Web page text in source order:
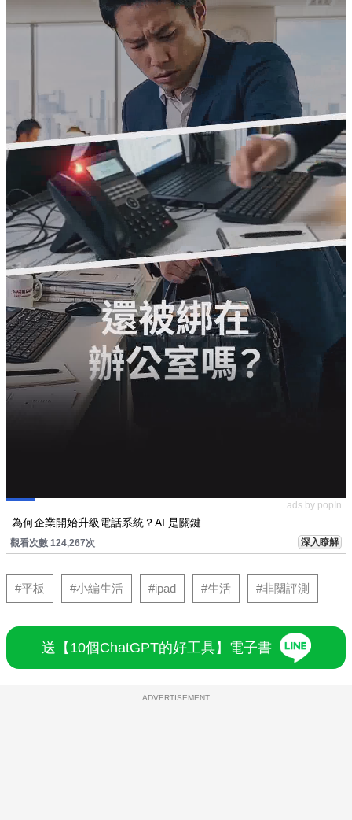
ads by popIn
為何企業開始升級電話系統？AI 是關鍵
觀看次數 124,267次 深入瞭解
#平板 #小編生活 #ipad #生活 #非關評測
送【10個ChatGPT的好工具】電子書
ADVERTISEMENT